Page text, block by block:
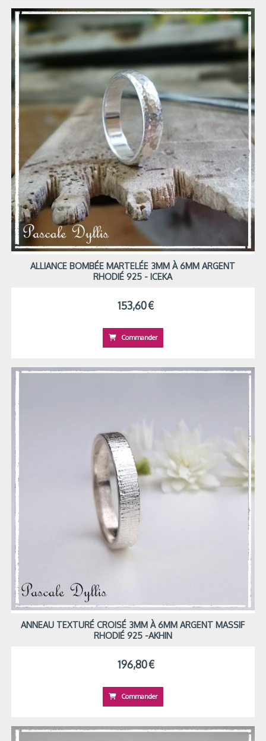
ALLIANCE BOMBÉE MARTELÉE 3MM À 6MM ARGENT
RHODIÉ 925 - ICEKA
153,60€
Commander
ANNEAU TEXTURÉ CROISÉ 3MM À 6MM ARGENT MASSIF
RHODIÉ 925 -AKHIN
196,80€
Commander